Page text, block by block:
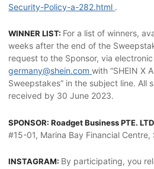
Security-Policy-a-282.html .
WINNER LIST: For a list of winners,
weeks after the end of the
request to the Sponsor, via
germany@shein.com with “SHEIN X
Sweepstakes” in the subject line. All
received by 30 June 2023.
SPONSOR: Roadget Business PTE.
#15-01, Marina Bay Financial
INSTAGRAM: By participating, you